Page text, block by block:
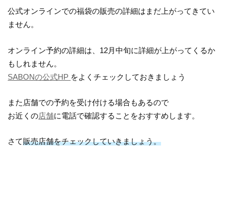
公式オンラインでの福袋の販売の詳細はまだ上がってきてい
ません。
オンライン予約の詳細は、12月中旬に詳細が上がってくるか
もしれません。
SABONの公式HP をよくチェックしておきましょう
また店舗での予約を受け付ける場合もあるので
お近くの店舗に電話で確認することをおすすめします。
さて販売店舗をチェックしていきましょう。